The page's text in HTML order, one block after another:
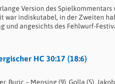
Version des
war indiskutabel, in der Zweiten
und angesichts des Fehlwurf-
HC 30:17 (18:6)
Buric – Mensing (9), Golla (5),